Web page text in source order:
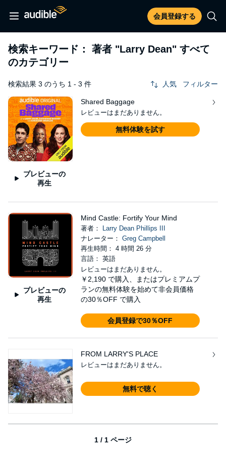
会員登録する
検索キーワード： 著者 "Larry Dean" すべて
のカテゴリー
検索結果 3 のうち 1 - 3 件 人気 フィルター
プレビューの
再生
Shared Baggage
レビューはまだありません。
無料体験を試す
プレビューの
再生
Mind Castle: Fortify Your Mind
著者：
Larry Dean Phillips III
ナレーター： Greg Campbell
再生時間： 4 時間 26 分
言語： 英語
レビューはまだありません。
￥2,190 で購入、またはプレミアムプ
ランの無料体験を始めて非会員価格
の30％OFF で購入
会員登録で30％OFF
FROM LARRY'S PLACE
レビューはまだありません。
無料で聴く
1 / 1 ページ